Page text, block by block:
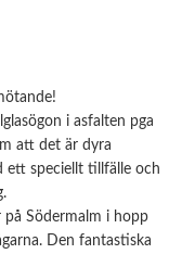
i asfalten pga
att det är dyra
ett speciellt tillfälle och
Södermalm i hopp
Den fantastiska